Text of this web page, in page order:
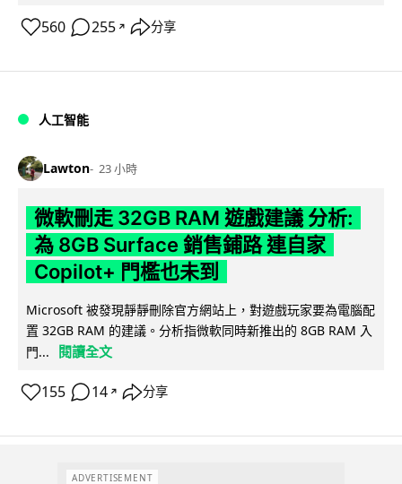
560 255 ↗ 分享
人工智能
Lawton 23 小時
微軟刪走 32GB RAM 遊戲建議 分析:
為 8GB Surface 銷售鋪路 連自家
Copilot+ 門檻也未到
Microsoft 被發現靜靜刪除官方網站上，對遊戲玩家要為電腦配
置 32GB RAM 的建議。分析指微軟同時新推出的 8GB RAM 入
門...
閱讀全文
155 14 ↗ 分享
ADVERTISEMENT